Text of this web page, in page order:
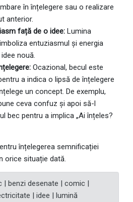
în înțelegere sau o realizare
anterior.
față de o idee: Lumina
entuziasmul și energia
nouă.
Ocazional, becul este
a indica o lipsă de înțelegere
un concept. De exemplu,
ceva confuz și apoi să-l
bec pentru a implica „Ai înțeles?
înțelegerea semnificației
orice situație dată.
| benzi desenate | comic |
| idee | lumină